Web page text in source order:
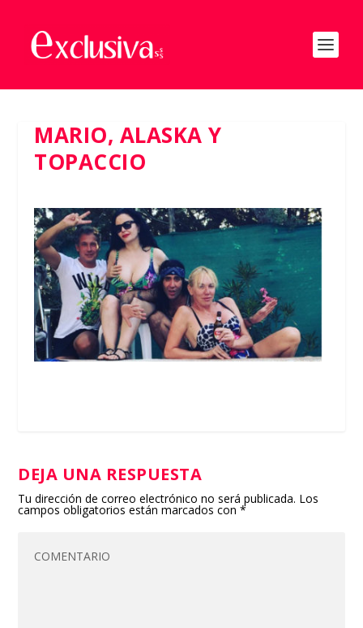
MARIO, ALASKA Y
TOPACCIO
DEJA UNA RESPUESTA
Tu dirección de correo electrónico no será publicada. Los
campos obligatorios están marcados con*